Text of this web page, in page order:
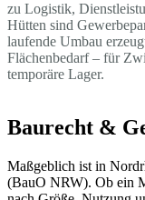
zu Logistik,
Hütten sind
laufende Umbau
Flächenbedarf – für
temporäre Lager.
Baurecht &
Maßgeblich ist in
(BauO NRW). Ob ein